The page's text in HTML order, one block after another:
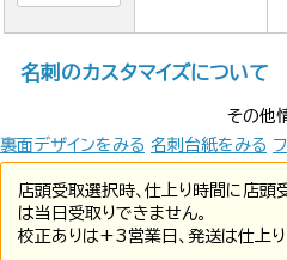
名刺のカスタマイズについて
その他
裏面デザインをみる 名刺台紙をみる
店頭受取選択時、仕上り時間に店
は当日受取りできません。
校正ありは+3営業日、発送は仕上り